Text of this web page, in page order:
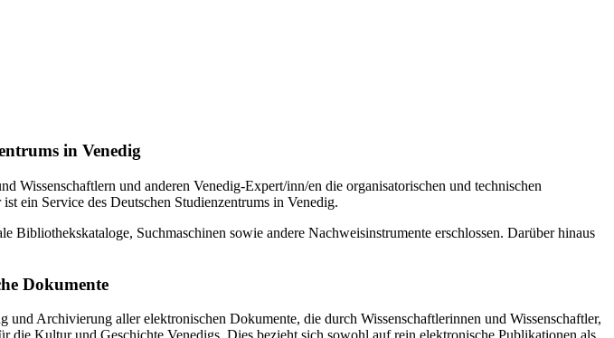
in Venedig
Wissenschaftlern und anderen Venedig-Expert/inn/en die organisatorischen und technischen
ein Service des Deutschen Studienzentrums in Venedig.
Suchmaschinen sowie andere Nachweisinstrumente erschlossen. Darüber hinaus
Dokumente
Archivierung aller elektronischen Dokumente, die durch Wissenschaftlerinnen und Wissenschaftler,